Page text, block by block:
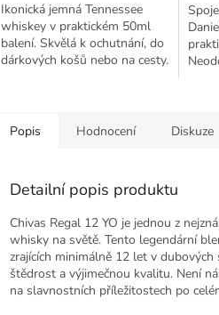
Ikonická jemná Tennessee
whiskey v praktickém 50ml
balení. Skvělá k ochutnání, do
dárkových košů nebo na cesty.
Popis Hodnocení Diskuze
Detailní popis produktu
Chivas Regal 12 YO je jednou z
whisky na světě. Tento legendární
zrajících minimálně 12 let v
štědrost a výjimečnou kvalitu. Není
na slavnostních příležitostech po